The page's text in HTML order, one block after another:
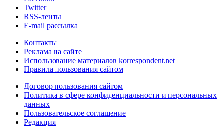
Twitter
RSS-ленты
E-mail рассылка
Контакты
Реклама на сайте
Использование материалов korrespondent.net
Правила пользования сайтом
Договор пользования сайтом
Политика в сфере конфиденциальности и персональных
данных
Пользовательское соглашение
Редакция